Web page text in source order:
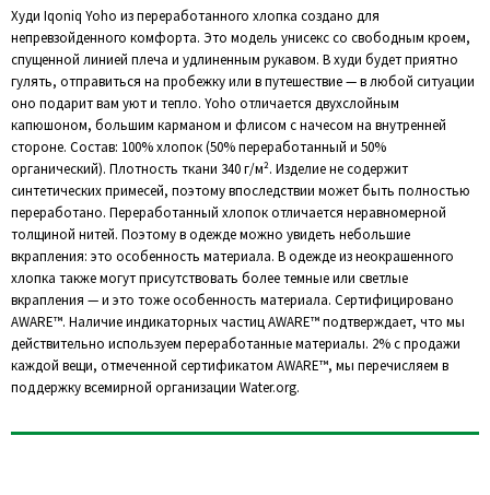
Худи Iqoniq Yoho из переработанного хлопка создано для
непревзойденного комфорта. Это модель унисекс со свободным кроем,
спущенной линией плеча и удлиненным рукавом. В худи будет приятно
гулять, отправиться на пробежку или в путешествие — в любой ситуации
оно подарит вам уют и тепло. Yoho отличается двухслойным
капюшоном, большим карманом и флисом с начесом на внутренней
стороне. Состав: 100% хлопок (50% переработанный и 50%
органический). Плотность ткани 340 г/м². Изделие не содержит
синтетических примесей, поэтому впоследствии может быть полностью
переработано. Переработанный хлопок отличается неравномерной
толщиной нитей. Поэтому в одежде можно увидеть небольшие
вкрапления: это особенность материала. В одежде из неокрашенного
хлопка также могут присутствовать более темные или светлые
вкрапления — и это тоже особенность материала. Сертифицировано
AWARE™. Наличие индикаторных частиц AWARE™ подтверждает, что мы
действительно используем переработанные материалы. 2% с продажи
каждой вещи, отмеченной сертификатом AWARE™, мы перечисляем в
поддержку всемирной организации Water.org.